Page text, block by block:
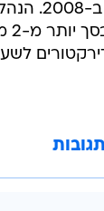
ודירקטורים